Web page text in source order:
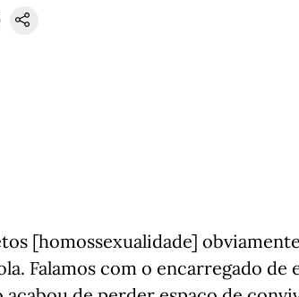
[homossexualidade]
Falamos com o encarregado de